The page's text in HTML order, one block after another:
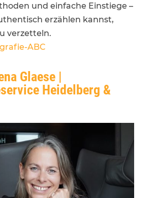
und einfache Einstiege –
erzählen kannst,
verzetteln.
ABC
Glaese |
Heidelberg &